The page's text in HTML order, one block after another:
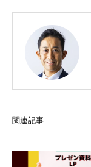
関連記事